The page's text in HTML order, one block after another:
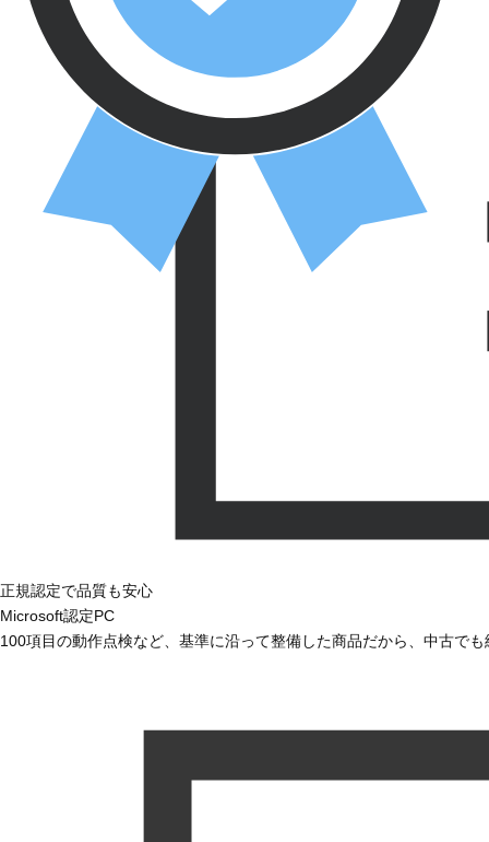
正規認定で品質も安心
Microsoft認定PC
100項目の動作点検など、基準に沿って整備した商品だから、中古で